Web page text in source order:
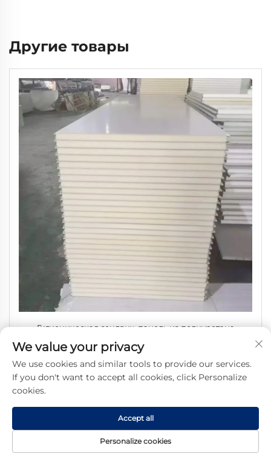
Другие товары
Гигиеническая сендвич-панель из полиуретана
толщиной 75 мм для стен пищевых производственных
предприятий
We value your privacy
We use cookies and similar tools to provide our services.
If you don't want to accept all cookies, click Personalize
cookies.
Personalize cookies
Accept all